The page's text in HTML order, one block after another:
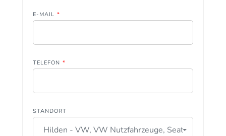
E-MAIL *
TELEFON *
STANDORT
Hilden - VW, VW Nutzfahrzeuge, Seat